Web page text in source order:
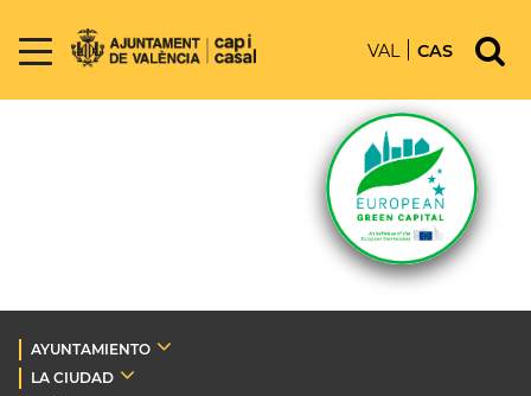
VAL CAS
AYUNTAMIENTO
LA CIUDAD